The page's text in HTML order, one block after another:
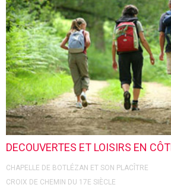
DECOUVERTES ET LOISIRS EN
CHAPELLE DE BOTLÉZAN ET SON PLACÎTRE
CROIX DE CHEMIN DU 17E SIÈCLE